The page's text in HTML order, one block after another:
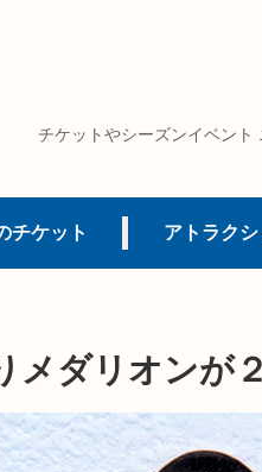
チケットやシーズンイベント
チケット アトラク
メダリオンが